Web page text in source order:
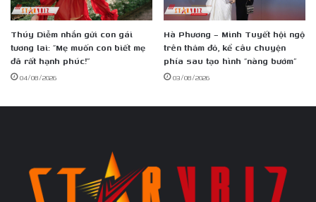
Thúy Diễm nhắn gửi con gái
tương lai: “Mẹ muốn con biết mẹ
đã rất hạnh phúc!”
04/08/2026
Hà Phương – Minh Tuyết hội ngộ
trên thảm đỏ, kể câu chuyện
phía sau tạo hình “nàng bướm”
03/08/2026